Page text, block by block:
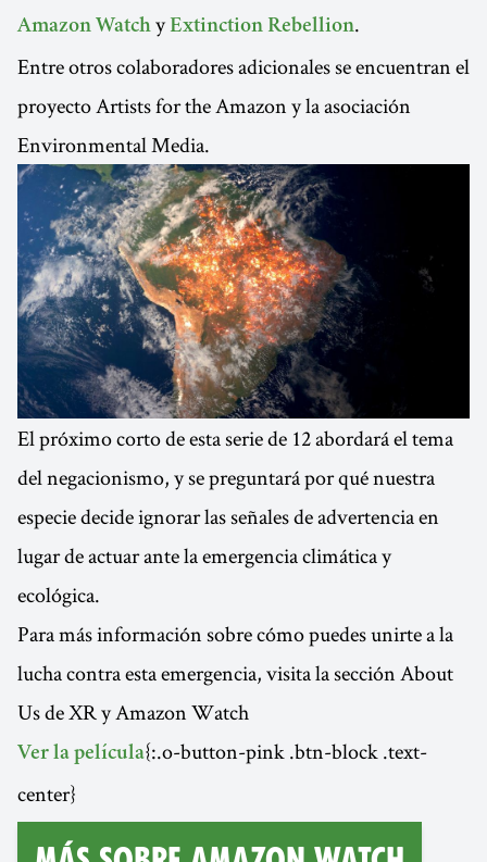
Amazon Watch y Extinction Rebellion.
Entre otros colaboradores adicionales se encuentran el
proyecto Artists for the Amazon y la asociación
Environmental Media.
El próximo corto de esta serie de 12 abordará el tema
del negacionismo, y se preguntará por qué nuestra
especie decide ignorar las señales de advertencia en
lugar de actuar ante la emergencia climática y
ecológica.
Para más información sobre cómo puedes unirte a la
lucha contra esta emergencia, visita la sección About
Us de XR y Amazon Watch
Ver la película{:.o-button-pink .btn-block .text-
center}